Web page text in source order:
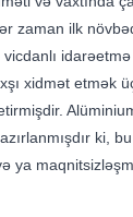
zaman ilk
xidmət etmək
ki,
ya